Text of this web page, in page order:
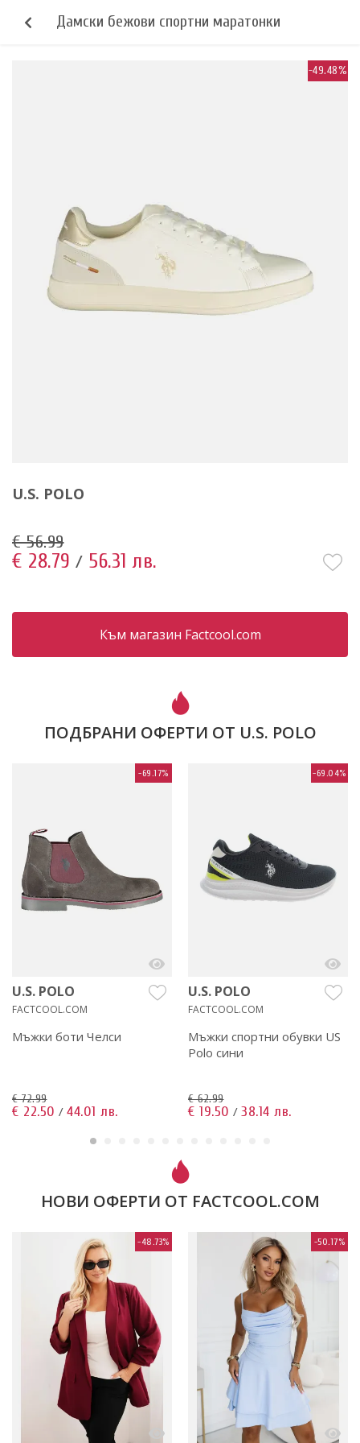
-49.48%
U.S. POLO
Дамски бежови спортни маратонки
€ 56.99
€ 28.79 / 56.31 лв.
Към магазин Factcool.com
ПОДБРАНИ ОФЕРТИ ОТ U.S. POLO
-69.17%
U.S. POLO
FACTCOOL.COM
Мъжки боти Челси
€ 72.99
€ 22.50 / 44.01 лв.
-69.04%
U.S. POLO
FACTCOOL.COM
Мъжки спортни обувки US
Polo сини
€ 62.99
€ 19.50 / 38.14 лв.
НОВИ ОФЕРТИ ОТ FACTCOOL.COM
-48.73% -50.17%